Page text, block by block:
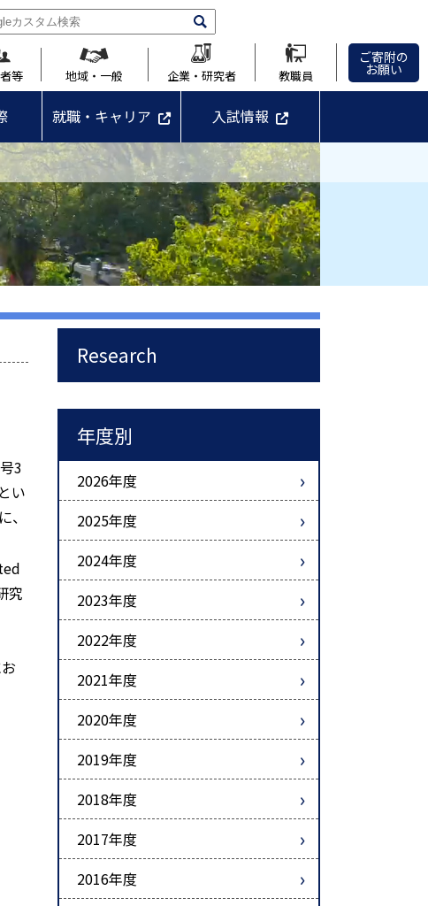
等 地域・一般 企業・研究者 教職員
ご寄附の
お願い
就職・キャリア 入試情報
3
い
究
Research
年度別
2026年度
2025年度
2024年度
2023年度
2022年度
2021年度
2020年度
2019年度
2018年度
2017年度
2016年度